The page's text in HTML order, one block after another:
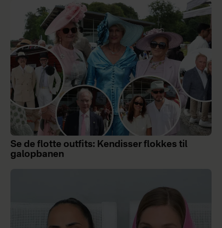
Se de flotte outfits: Kendisser flokkes til
galopbanen